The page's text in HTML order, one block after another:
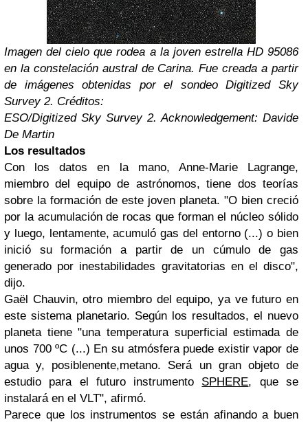
Imagen del cielo que rodea a la joven estrella HD 95086
en la constelación austral de Carina. Fue creada a partir
de imágenes obtenidas por el sondeo Digitized Sky
Survey 2. Créditos:
ESO/Digitized Sky Survey 2. Acknowledgement: Davide
De Martin
Los resultados
Con los datos en la mano, Anne-Marie Lagrange,
miembro del equipo de astrónomos, tiene dos teorías
sobre la formación de este joven planeta. "O bien creció
por la acumulación de rocas que forman el núcleo sólido
y luego, lentamente, acumuló gas del entorno (...) o bien
inició su formación a partir de un cúmulo de gas
generado por inestabilidades gravitatorias en el disco",
dijo.
Gaël Chauvin, otro miembro del equipo, ya ve futuro en
este sistema planetario. Según los resultados, el nuevo
planeta tiene "una temperatura superficial estimada de
unos 700 ºC (...) En su atmósfera puede existir vapor de
agua y, posiblenente,metano. Será un gran objeto de
estudio para el futuro instrumento SPHERE, que se
instalará en el VLT", afirmó.
Parece que los instrumentos se están afinando a buen